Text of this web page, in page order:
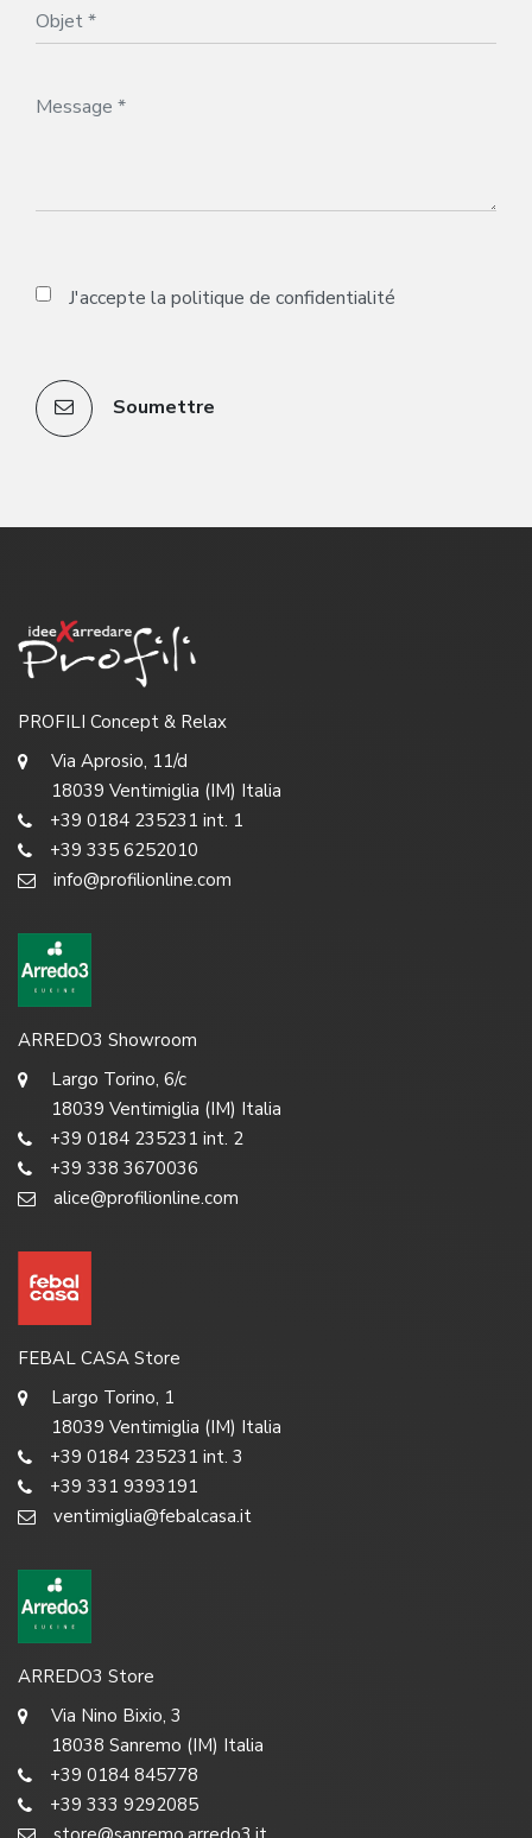
J'accepte la politique de confidentialité
Soumettre
PROFILI Concept & Relax
Via Aprosio, 11/d
18039 Ventimiglia (IM) Italia
+39 0184 235231 int. 1
+39 335 6252010
info@profilionline.com
ARREDO3 Showroom
Largo Torino, 6/c
18039 Ventimiglia (IM) Italia
+39 0184 235231 int. 2
+39 338 3670036
alice@profilionline.com
FEBAL CASA Store
Largo Torino, 1
18039 Ventimiglia (IM) Italia
+39 0184 235231 int. 3
+39 331 9393191
ventimiglia@febalcasa.it
ARREDO3 Store
Via Nino Bixio, 3
18038 Sanremo (IM) Italia
+39 0184 845778
+39 333 9292085